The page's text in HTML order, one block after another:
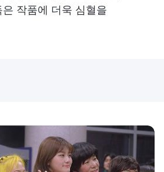
작품에 더욱 심혈을